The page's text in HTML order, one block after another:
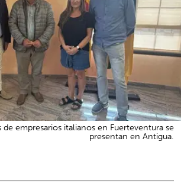
empresarios italianos en Fuerteventura se
presentan en Antigua.